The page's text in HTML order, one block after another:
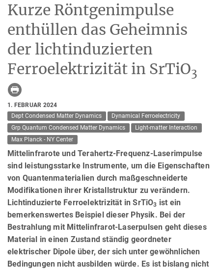
Kurze Röntgenimpulse
enthüllen das Geheimnis
der lichtinduzierten
Ferroelektrizität in SrTiO3
1. FEBRUAR 2024
Dept Condensed Matter Dynamics
Dynamical Ferroelectricity
Grp Quantum Condensed Matter Dynamics
Light-matter Interaction
Max Planck - NY Center
Mittelinfrarote und Terahertz-Frequenz-Laserimpulse
sind leistungsstarke Instrumente, um die Eigenschaften
von Quantenmaterialien durch maßgeschneiderte
Modifikationen ihrer Kristallstruktur zu verändern.
Lichtinduzierte Ferroelektrizität in SrTiO3 ist ein
bemerkenswertes Beispiel dieser Physik. Bei der
Bestrahlung mit Mittelinfrarot-Laserpulsen geht dieses
Material in einen Zustand ständig geordneter
elektrischer Dipole über, der sich unter gewöhnlichen
Bedingungen nicht ausbilden würde. Es ist bislang nicht